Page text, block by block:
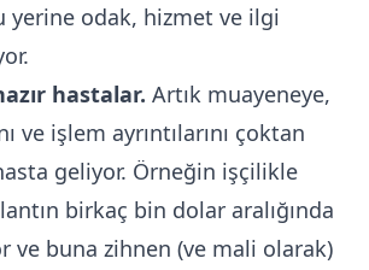
yerine odak, hizmet ve ilgi
hastalar. Artık muayeneye,
ve işlem ayrıntılarını çoktan
geliyor. Örneğin işçilikle
birkaç bin dolar aralığında
ve buna zihnen (ve mali olarak)